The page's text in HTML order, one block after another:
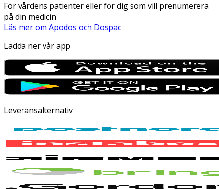
För vårdens patienter eller för dig som vill prenumerera
på din medicin
Läs mer om Apodos och Dospac
Ladda ner vår app
Leveransalternativ